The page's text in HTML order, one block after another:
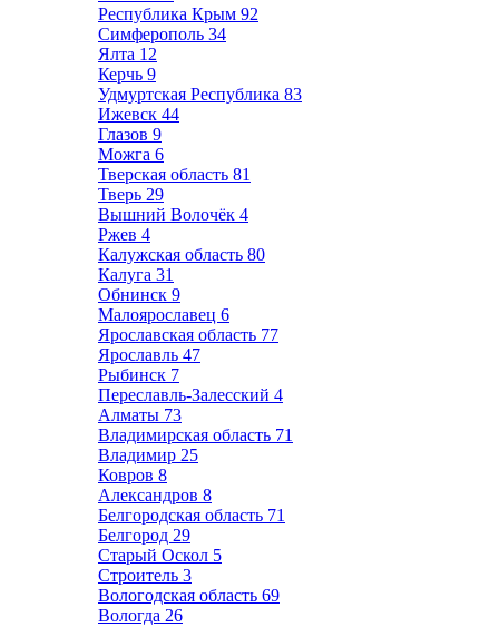
Республика Крым 92
Симферополь 34
Ялта 12
Керчь 9
Удмуртская Республика 83
Ижевск 44
Глазов 9
Можга 6
Тверская область 81
Тверь 29
Вышний Волочёк 4
Ржев 4
Калужская область 80
Калуга 31
Обнинск 9
Малоярославец 6
Ярославская область 77
Ярославль 47
Рыбинск 7
Переславль-Залесский 4
Алматы 73
Владимирская область 71
Владимир 25
Ковров 8
Александров 8
Белгородская область 71
Белгород 29
Старый Оскол 5
Строитель 3
Вологодская область 69
Вологда 26